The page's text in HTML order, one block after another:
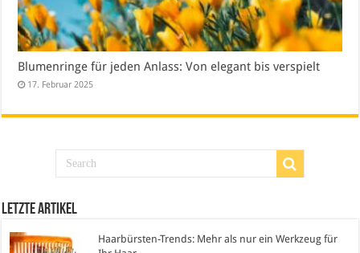
Blumenringe für jeden Anlass: Von elegant bis verspielt
17. Februar 2025
Letzte Artikel
Haarbürsten-Trends: Mehr als nur ein Werkzeug für